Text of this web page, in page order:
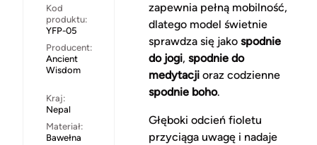
Kod
produktu:
YFP-05
Producent:
Ancient
Wisdom
Kraj:
Nepal
Materiał:
Bawełna
zapewnia pełną mobilność,
dlatego model świetnie
sprawdza się jako spodnie
do jogi, spodnie do
medytacjioraz codzienne
spodnie boho.
Głęboki odcień fioletu
przyciąga uwagę i nadaje